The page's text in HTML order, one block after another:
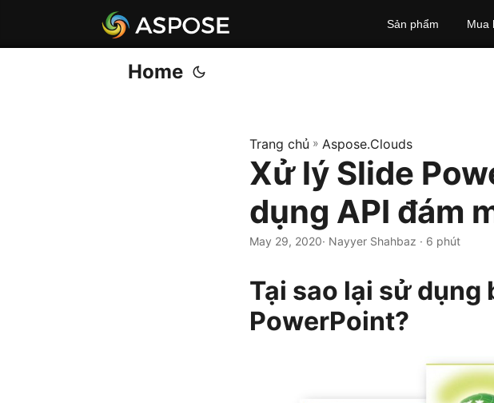
Sản phẩm Mua
Home
Trang chủ » Aspose.Clouds
Xử lý Slide
dụng API đám
May 29, 2020· Nayyer Shahbaz · 6 phút
Tại sao lại sử
PowerPoint?